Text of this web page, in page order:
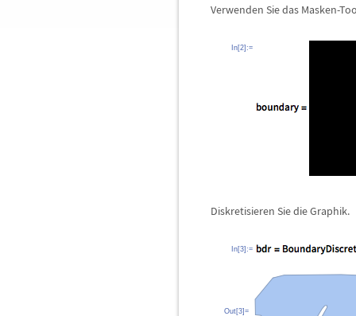
Verwenden Sie das Masken-
In[2]:=
Diskretisieren Sie die Graphik.
In[3]:=
Out[3]=